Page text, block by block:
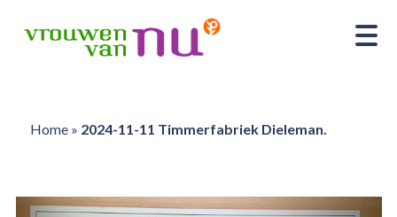
Home» 2024-11-11 Timmerfabriek Dieleman.